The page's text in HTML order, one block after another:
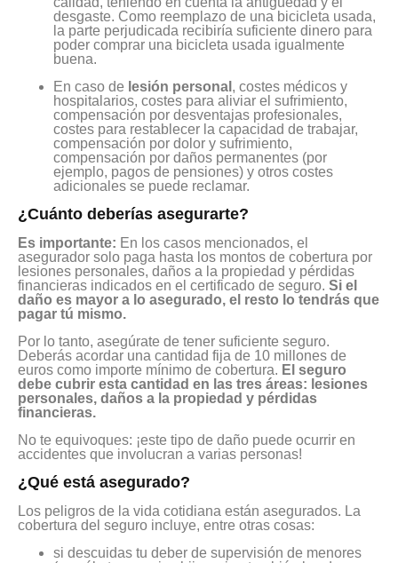
desgaste. Como reemplazo de una bicicleta usada,
la parte perjudicada recibiría suficiente dinero para
poder comprar una bicicleta usada igualmente
buena.
En caso de lesión personal , costes médicos y
hospitalarios, costes para aliviar el sufrimiento,
compensación por desventajas profesionales,
costes para restablecer la capacidad de trabajar,
compensación por dolor y sufrimiento,
compensación por daños permanentes (por
ejemplo, pagos de pensiones) y otros costes
adicionales se puede reclamar.
¿Cuánto deberías asegurarte?
Es importante: En los casos mencionados, el
asegurador solo paga hasta los montos de cobertura por
lesiones personales, daños a la propiedad y pérdidas
financieras indicados en el certificado de seguro. Si el
daño es mayor a lo asegurado, el resto lo tendrás que
pagar tú mismo.
Por lo tanto, asegúrate de tener suficiente seguro.
Deberás acordar una cantidad fija de 10 millones de
euros como importe mínimo de cobertura. El seguro
debe cubrir esta cantidad en las tres áreas: lesiones
personales, daños a la propiedad y pérdidas
financieras.
No te equivoques: ¡este tipo de daño puede ocurrir en
accidentes que involucran a varias personas!
¿Qué está asegurado?
Los peligros de la vida cotidiana están asegurados. La
cobertura del seguro incluye, entre otras cosas:
si descuidas tu deber de supervisión de menores